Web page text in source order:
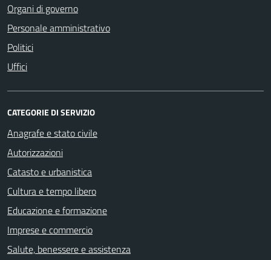
Organi di governo
Personale amministrativo
Politici
Uffici
CATEGORIE DI SERVIZIO
Anagrafe e stato civile
Autorizzazioni
Catasto e urbanistica
Cultura e tempo libero
Educazione e formazione
Imprese e commercio
Salute, benessere e assistenza